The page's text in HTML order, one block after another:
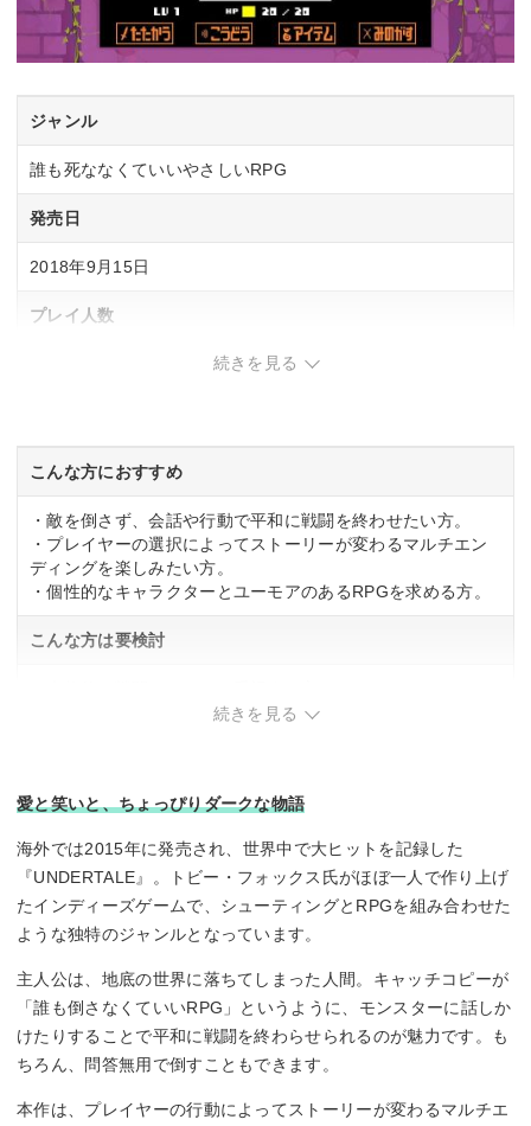
ジャンル
誰も死ななくていいやさしいRPG
発売日
2018年9月15日
プレイ人数
CERO「B」12歳以上対象
続きを見る
こんな方におすすめ
・敵を倒さず、会話や行動で平和に戦闘を終わせたい方。
・プレイヤーの選択によってストーリーが変わるマルチエン
ディングを楽しみたい方。
・個性的なキャラクターとユーモアのあるRPGを求める方。
こんな方は要検討
・複数人プレイに対応したゲームをお探しの方。
続きを見る
愛と笑いと、ちょっぴりダークな物語
海外では2015年に発売され、世界中で大ヒットを記録した
『UNDERTALE』。トビー・フォックス氏がほぼ一人で作り上げ
たインディーズゲームで、シューティングとRPGを組み合わせた
ような独特のジャンルとなっています。
主人公は、地底の世界に落ちてしまった人間。キャッチコピーが
「誰も倒さなくていいRPG」というように、モンスターに話しか
けたりすることで平和に戦闘を終わらせられるのが魅力です。も
ちろん、問答無用で倒すこともできます。
本作は、プレイヤーの行動によってストーリーが変わるマルチエ